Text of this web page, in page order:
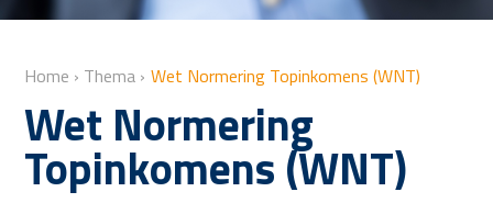
Home › Thema › Wet Normering Topinkomens (WNT)
Wet Normering
Topinkomens (WNT)